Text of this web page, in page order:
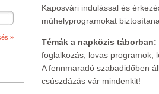
Kaposvári indulással és
műhelyprogramokat
Témák a napközis táborban:
foglalkozás, lovas programok,
A fennmaradó szabadidőben
csúszdázás vár mindenkit!